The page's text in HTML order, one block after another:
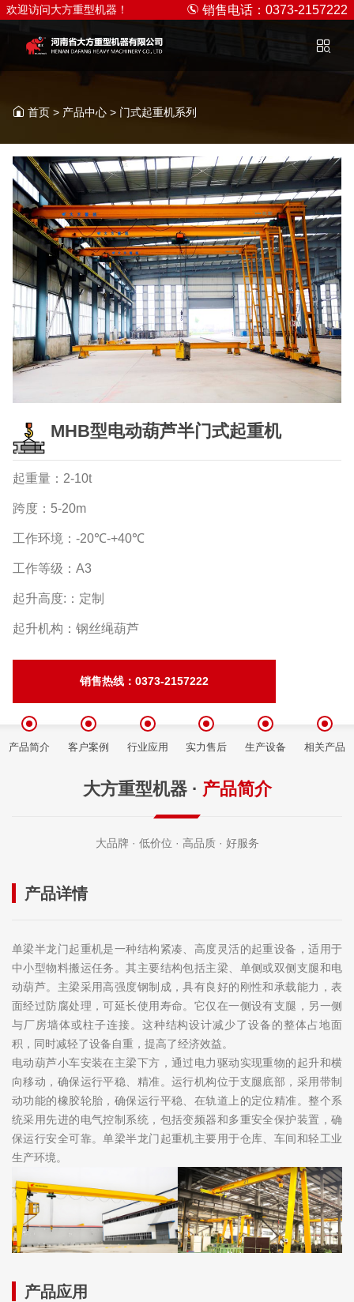
欢迎访问大方重型机器！ 销售电话：0373-2157222
首页 > 产品中心 > 门式起重机系列
MHB型电动葫芦半门式起重机
起重量：2-10t
跨度：5-20m
工作环境：-20℃-+40℃
工作等级：A3
起升高度:：定制
起升机构：钢丝绳葫芦
销售热线：0373-2157222
产品简介 客户案例 行业应用 实力售后 生产设备 相关产品
大方重型机器 · 产品简介
大品牌 · 低价位 · 高品质 · 好服务
产品详情
单梁半龙门起重机是一种结构紧凑、高度灵活的起重设备，适用于
中小型物料搬运任务。其主要结构包括主梁、单侧或双侧支腿和电
动葫芦。主梁采用高强度钢制成，具有良好的刚性和承载能力，表
面经过防腐处理，可延长使用寿命。它仅在一侧设有支腿，另一侧
与厂房墙体或柱子连接。这种结构设计减少了设备的整体占地面
积，同时减轻了设备自重，提高了经济效益。
电动葫芦小车安装在主梁下方，通过电力驱动实现重物的起升和横
向移动，确保运行平稳、精准。运行机构位于支腿底部，采用带制
动功能的橡胶轮胎，确保运行平稳、在轨道上的定位精准。整个系
统采用先进的电气控制系统，包括变频器和多重安全保护装置，确
保运行安全可靠。单梁半龙门起重机主要用于仓库、车间和轻工业
生产环境。
产品应用